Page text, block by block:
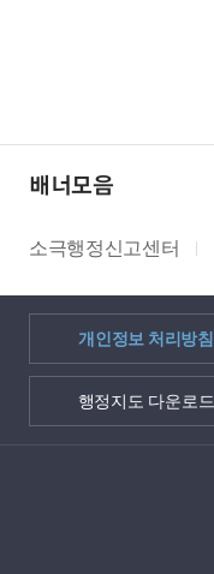
배너모음
소극행정신고센터
개인정보 처리방침
행정지도 다운로드